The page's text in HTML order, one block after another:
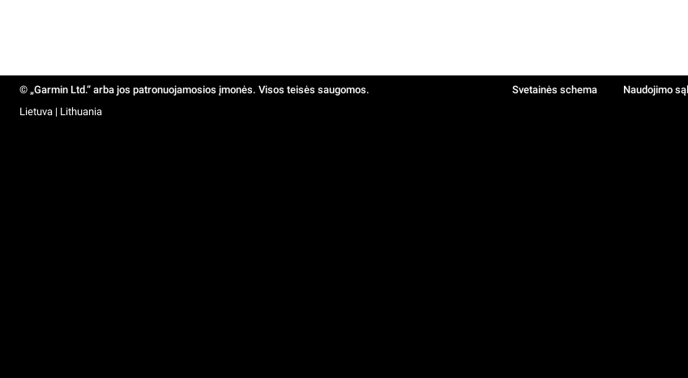
© „Garmin Ltd.“ arba jos patronuojamosios įmonės. Visos teisės saugomos. Svetainės schema Naudojimo
Lietuva | Lithuania